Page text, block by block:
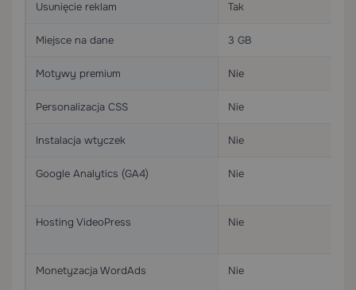
Usunięcie reklam Tak
Miejsce na dane 3 GB
Motywy premium Nie
Personalizacja CSS Nie
Instalacja wtyczek Nie
Google Analytics (GA4) Nie
Hosting VideoPress Nie
Monetyzacja WordAds Nie